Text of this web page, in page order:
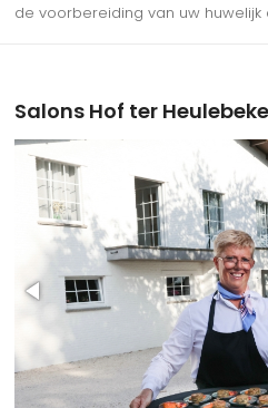
de voorbereiding van uw
Salons Hof ter Heulebeke